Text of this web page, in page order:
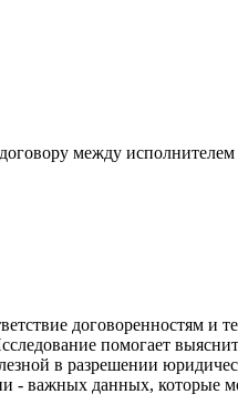
между
договоренностям
помогает
в разрешении
- важных данных, которые